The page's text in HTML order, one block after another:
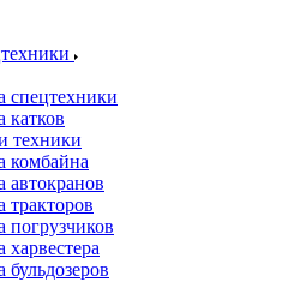
спецтехники
катков
техники
комбайна
автокранов
тракторов
погрузчиков
харвестера
бульдозеров